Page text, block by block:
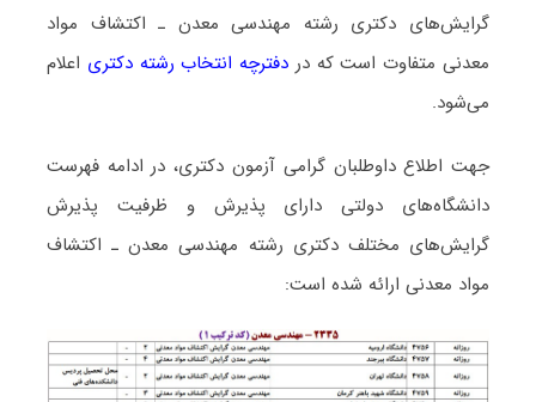
گرایش‌های دکتری رشته ﻣﻬﻨﺪسی ﻣﻌﺪن ـ اﻛﺘﺸﺎف مواد
معدنی متفاوت است که در دفترچه انتخاب رشته دکتری اعلام
می‌شود.
جهت اطلاع داوطلبان گرامی آزمون دکتری، در ادامه فهرست
دانشگاه‌های دولتی دارای پذیرش و ظرفیت پذیرش
گرایش‌های مختلف دکتری رشته ﻣﻬﻨﺪسی ﻣﻌﺪن ـ اﻛﺘﺸﺎف
مواد معدنی ارائه شده است: